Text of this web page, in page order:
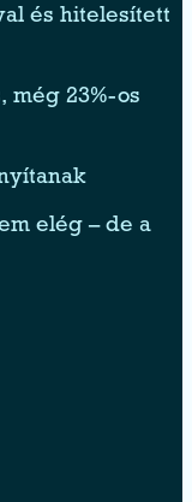
és hitelesített
még 23%-os
elég – de a